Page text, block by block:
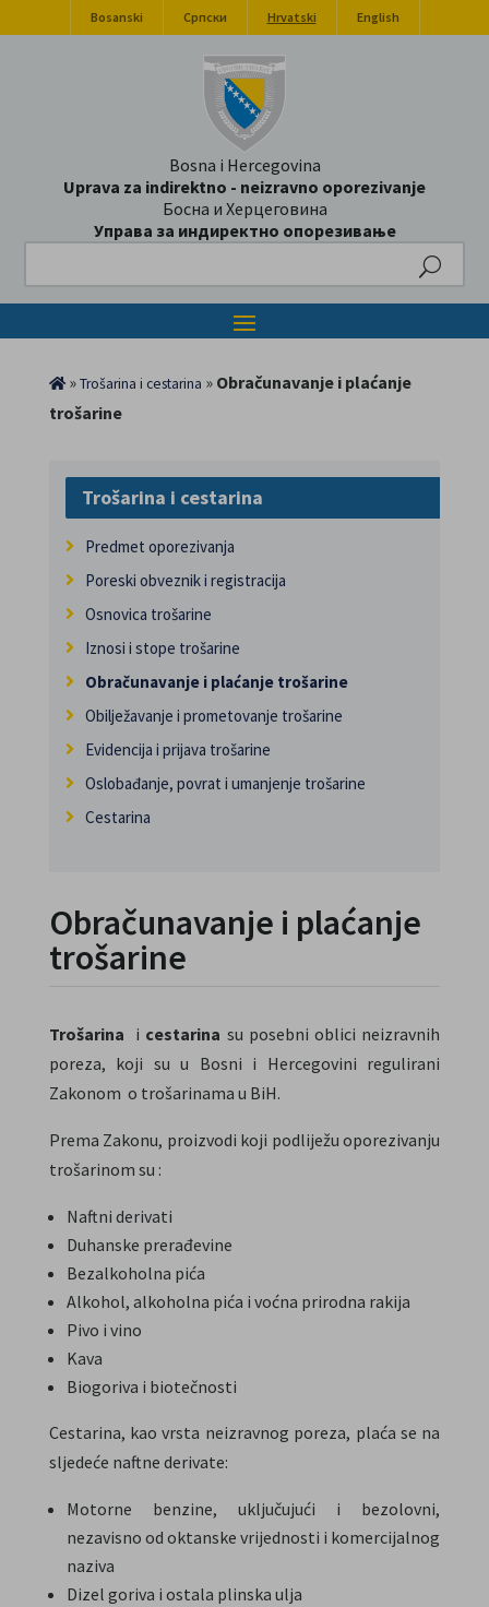
Bosanski Српски Hrvatski English
Bosna i Hercegovina
Uprava za indirektno - neizravno oporezivanje
Босна и Херцеговина
Управа за индиректно опорезивање
»Trošarina i cestarina » Obračunavanje i plaćanje
trošarine
Trošarina i cestarina
Predmet oporezivanja
Poreski obveznik i registracija
Osnovica trošarine
Iznosi i stope trošarine
Obračunavanje i plaćanje trošarine
Obilježavanje i prometovanje trošarine
Evidencija i prijava trošarine
Oslobađanje, povrat i umanjenje trošarine
Cestarina
Obračunavanje i plaćanje
trošarine
Trošarina i cestarina su posebni oblici neizravnih
poreza, koji su u Bosni i Hercegovini regulirani
Zakonom o trošarinama u BiH.
Prema Zakonu, proizvodi koji podliježu oporezivanju
trošarinom su :
Naftni derivati
Duhanske prerađevine
Bezalkoholna pića
Alkohol, alkoholna pića i voćna prirodna rakija
Pivo i vino
Kava
Biogoriva i biotečnosti
Cestarina, kao vrsta neizravnog poreza, plaća se na
sljedeće naftne derivate:
Motorne benzine, uključujući i bezolovni,
nezavisno od oktanske vrijednosti i komercijalnog
naziva
Dizel goriva i ostala plinska ulja